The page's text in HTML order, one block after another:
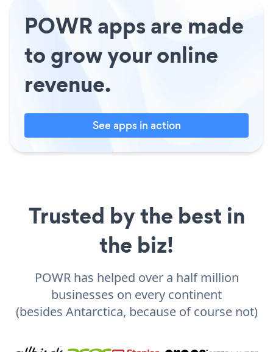
POWR apps are made
to grow your online
revenue.
See apps in action
Trusted by the best in
the biz!
POWR has helped over a half million
businesses on every continent
(besides Antarctica, because of course not)